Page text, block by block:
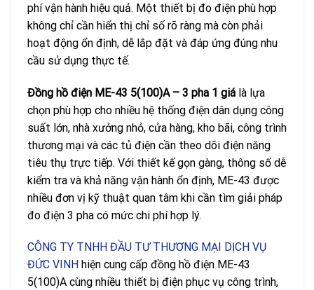
phí vận hành hiệu quả. Một thiết bị đo điện phù hợp
không chỉ cần hiển thị chỉ số rõ ràng mà còn phải
hoạt động ổn định, dễ lắp đặt và đáp ứng đúng nhu
cầu sử dụng thực tế.
Đồng hồ điện ME-43 5(100)A – 3 pha 1 giá là lựa
chọn phù hợp cho nhiều hệ thống điện dân dụng công
suất lớn, nhà xưởng nhỏ, cửa hàng, kho bãi, công trình
thương mại và các tủ điện cần theo dõi điện năng
tiêu thụ trực tiếp. Với thiết kế gọn gàng, thông số dễ
kiểm tra và khả năng vận hành ổn định, ME-43 được
nhiều đơn vị kỹ thuật quan tâm khi cần tìm giải pháp
đo điện 3 pha có mức chi phí hợp lý.
CÔNG TY TNHH ĐẦU TƯ THƯƠNG MẠI DỊCH VỤ
ĐỨC VINH hiện cung cấp đồng hồ điện ME-43
5(100)A cùng nhiều thiết bị điện phục vụ công trình,